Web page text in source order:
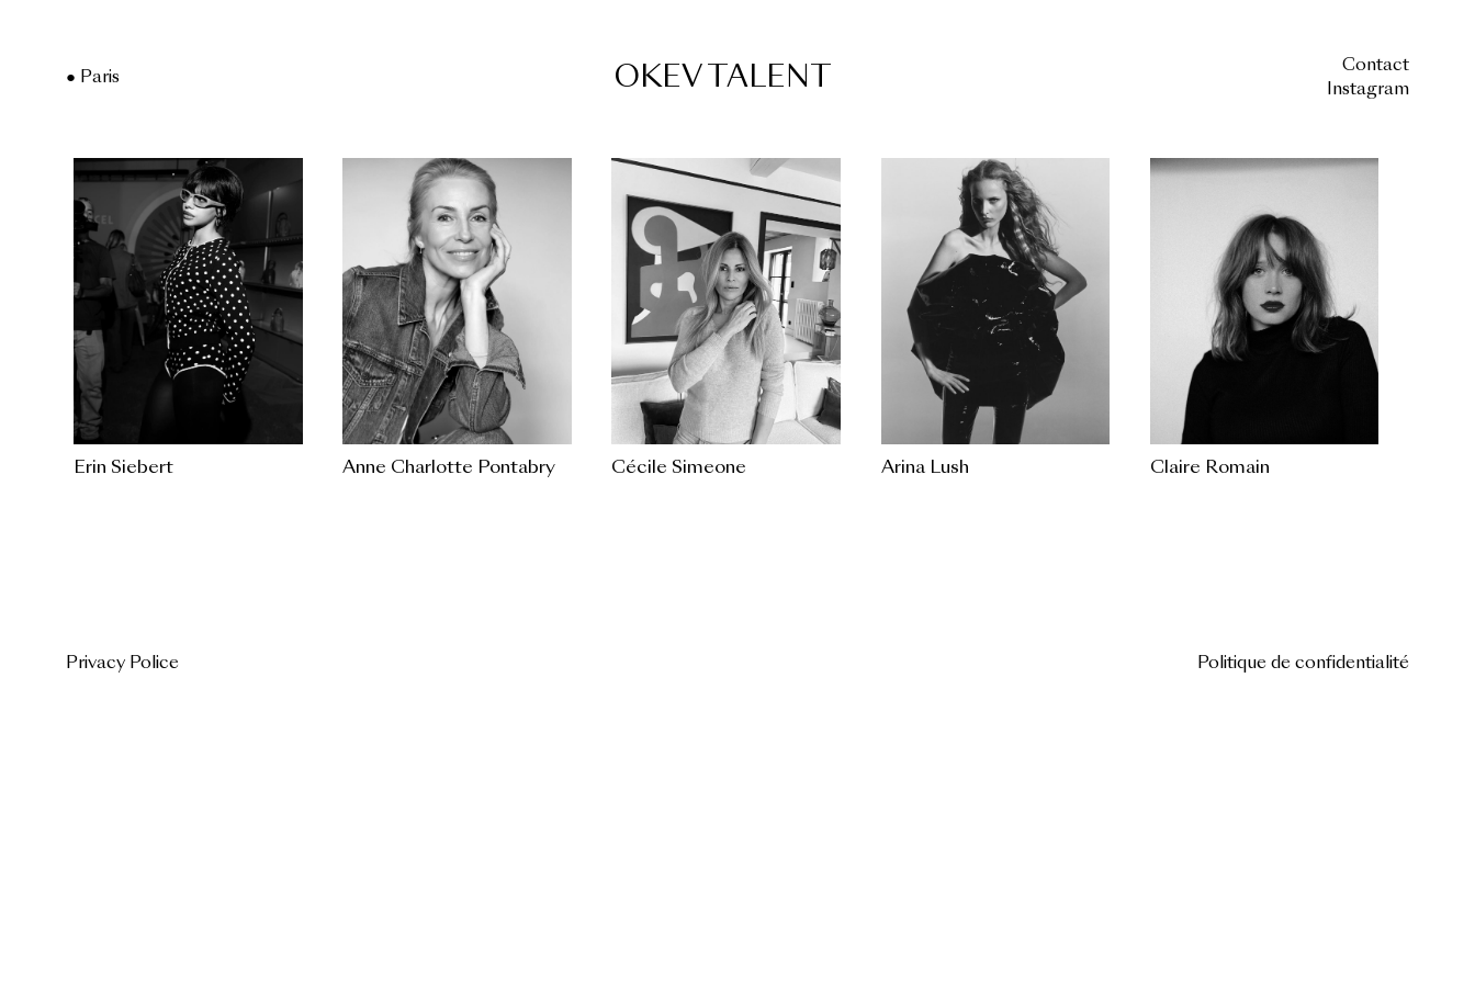
● Paris OKEV TALENT
Contact
Instagram
Erin Siebert Anne Charlotte Pontabry Cécile Simeone Arina Lush Claire Romain
Privacy Police Politique de confidentialité